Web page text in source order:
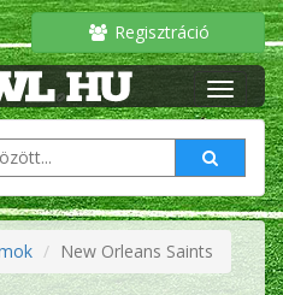
Regisztráció
New Orleans Saints